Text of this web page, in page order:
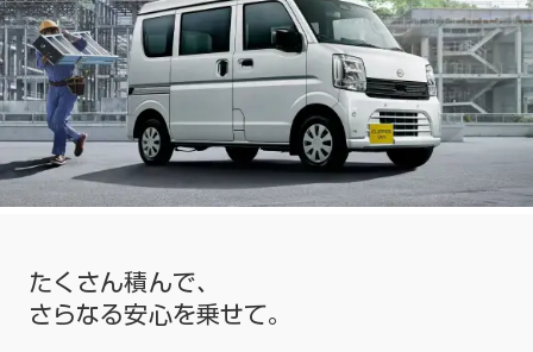
たくさん積んで、
さらなる安心を乗せて。